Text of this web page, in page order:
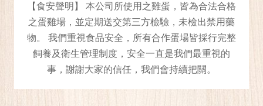
【食安聲明】 本公司所使用之雞蛋，皆為合法合格
之蛋雞場，並定期送交第三方檢驗，未檢出禁用藥
物。 我們重視食品安全，所有合作蛋場皆採行完整
飼養及衛生管理制度，安全一直是我們最重視的
事，謝謝大家的信任，我們會持續把關。